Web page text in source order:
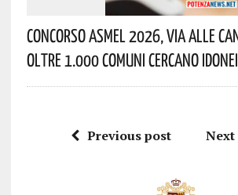
Concorso Asmel 2026, Via Alle
Oltre 1.000 Comuni Cercano
Previous post Next